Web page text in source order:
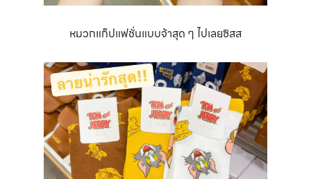
หมวกแก็ปแฟชั่นแบบจ้าสุด ๆ ไปเลยซิสส